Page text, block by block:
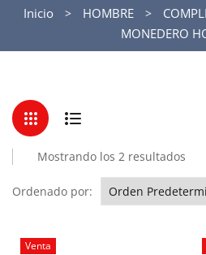
Inicio HOMBRE
MONEDERO
Mostrando los 2 resultados
Ordenado por:
Venta